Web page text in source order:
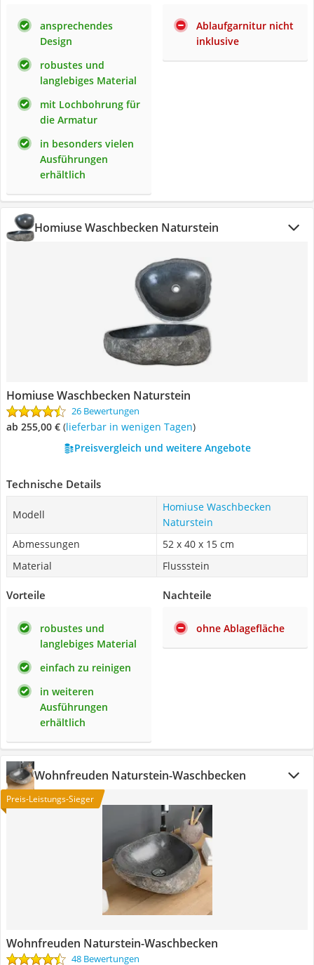
ansprechendes
Design
robustes und
langlebiges Material
mit Lochbohrung für
die Armatur
in besonders vielen
Ausführungen
erhältlich
Ablaufgarnitur nicht
inklusive
Homiuse Waschbecken Naturstein
Homiuse Waschbecken Naturstein
26 Bewertungen
ab 255,00 € ( Lieferbar in wenigen Tagen)
Preisvergleich und weitere Angebote
Technische Details
Modell
Homiuse Waschbecken
Naturstein
Abmessungen
52 x 40 x 15 cm
Material
Flussstein
Vorteile
robustes und
langlebiges Material
einfach zu reinigen
in weiteren
Ausführungen
erhältlich
Nachteile
ohne Ablagefläche
Wohnfreuden Naturstein-Waschbecken
Preis-Leistungs-Sieger
Wohnfreuden Naturstein-Waschbecken
48 Bewertungen